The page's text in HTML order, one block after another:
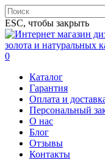
ESC, чтобы закрыть
0
Каталог
Гарантия
Оплата и
Персональный
О нас
Блог
Отзывы
Контакты